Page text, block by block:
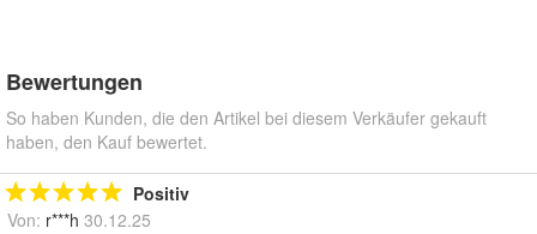
Bewertungen
So haben Kunden, die den Artikel bei diesem Verkäufer gekauft
haben, den Kauf bewertet.
Positiv
Von: r***h 30.12.25